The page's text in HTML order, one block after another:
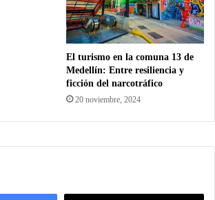
El turismo en la comuna 13 de
Medellín: Entre resiliencia y
ficción del narcotráfico
20 noviembre, 2024